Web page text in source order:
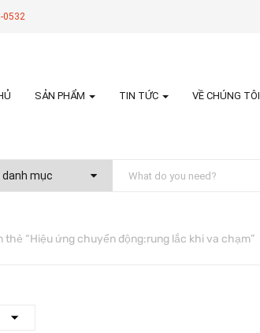
0532
SẢN PHẨM TIN TỨC VỀ CHÚNG TÔI
thẻ “Hiệu ứng chuyển động:rung lắc khi va chạm”